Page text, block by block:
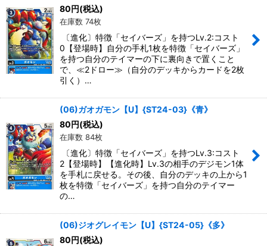
80 円(税込)
在庫数 74枚
〔進化〕特徴「セイバーズ」を持つLv.2:コスト
0【登場時】自分の手札1枚を特徴「セイバーズ」
を持つ自分のテイマーの下に裏向きで置くこと
で、≪2ドロー≫（自分のデッキからカードを2枚
引く）…
(06)ガオガモン【U】{ST24-03}《青》
80 円(税込)
在庫数 84枚
〔進化〕特徴「セイバーズ」を持つLv.3:コスト
2【登場時】【進化時】Lv.3の相手のデジモン1体
を手札に戻せる。その後、自分のデッキの上から1
枚を特徴「セイバーズ」を持つ自分のテイマー
の…
(06)ジオグレイモン【U】{ST24-05}《多》
80 円(税込)